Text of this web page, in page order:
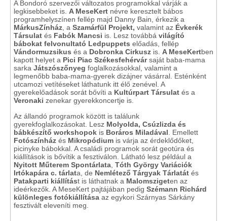
A Bondoró szervezői változatos programokkal várják a
legkisebbeket is. A MeseKert névre keresztelt bábos
programhelyszínen fellép majd Danny Bain, érkezik a
MárkusZínház , a Szamárfül Projekt, valamint az Évkerék
Társulat és Fabók Mancsi is. Lesz továbbá világító
bábokat felvonultató Ledpuppets előadás, fellép
Vándormuzsikus és a Dobronka Cirkusz is. A MeseKertben
kapott helyet a Pici Piac Székesfehérvársaját baba-mama
sarka Játszószőnyeg foglalkozásokkal, valamint a
legmenőbb baba-mama-gyerek dizájner vásárral. Esténként
utcamozi vetítéseket láthatunk itt élő zenével. A
gyerekelőadások sorát bővíti a Kultúrpart Társulat és a
Veronaki zenekar gyerekkoncertje is.
Az állandó programok között is találunk
gyerekfoglalkozásokat. Lesz Molyolda, Csúzlizda és
bábkészítő workshopok is Boráros Miladával . Emellett
Fotószínház és Mikropódium is várja az érdeklődőket,
picinyke bábokkal. A családi programok sorát geotúra és
kiállítások is bővítik a fesztiválon. Látható lesz például a
Nyitott Műterem Spontárlata Tóth György Variációk
Irtókapára c. tárlata, de Nemlétező Tárgyak Tárlatát és
Patakparti kiállítást is láthatnak a Malomszigeten az
ideérkezők. A MeseKert pajtájában pedig Szémann Richárd
különleges fotókiállítása az egykori Szárnyas Sárkány
fesztivált eleveníti meg.